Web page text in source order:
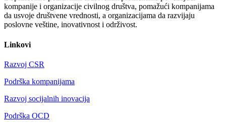
kompanije i organizacije civilnog društva, pomažući kompanijama
da usvoje društvene vrednosti, a organizacijama da razvijaju
poslovne veštine, inovativnost i održivost.
Linkovi
Razvoj CSR
Podrška kompanijama
Razvoj socijalnih inovacija
Podrška OCD